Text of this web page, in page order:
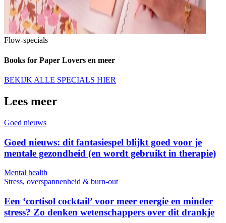
Flow-specials
Books for Paper Lovers en meer
BEKIJK ALLE SPECIALS HIER
Lees meer
Goed nieuws
Goed nieuws: dit fantasiespel blijkt goed voor je
mentale gezondheid (en wordt gebruikt in therapie)
Mental health
Stress, overspannenheid & burn-out
Een ‘cortisol cocktail’ voor meer energie en minder
stress? Zo denken wetenschappers over dit drankje